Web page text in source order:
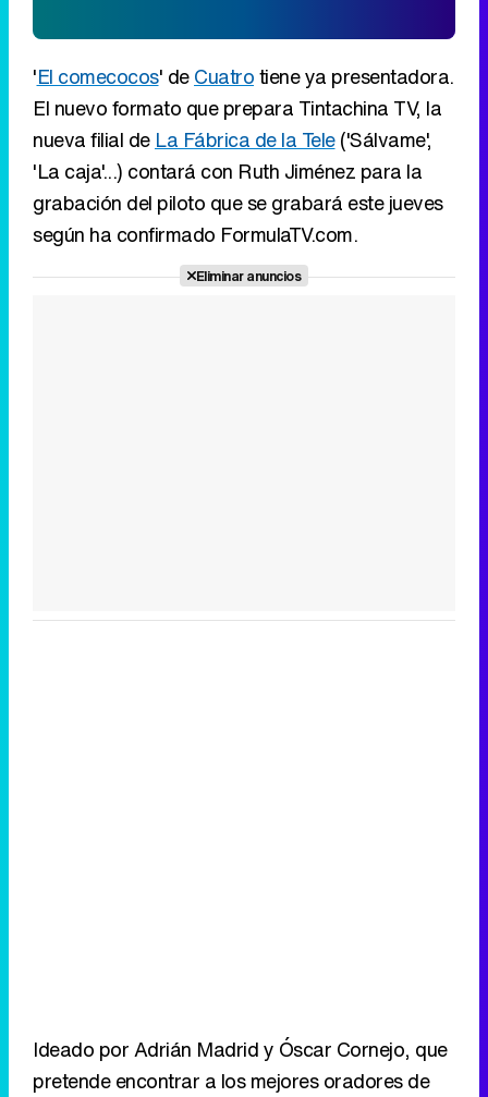
'El comecocos' deCuatrotiene ya presentadora.
El nuevo formato que prepara Tintachina TV, la
nueva filial de La Fábrica de la Tele('Sálvame',
'La caja'...) contará con Ruth Jiménez para la
grabación del piloto que se grabará este jueves
según ha confirmado FormulaTV.com.
Eliminar anuncios
Ideado por Adrián Madrid y Óscar Cornejo, que
pretende encontrar a los mejores oradores de